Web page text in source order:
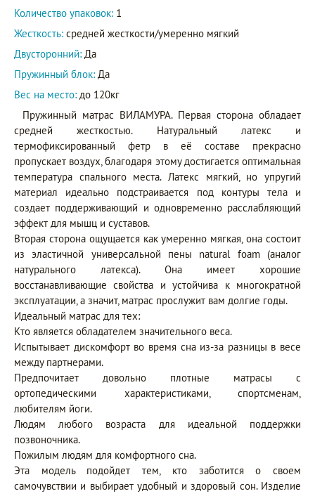
Количество упаковок: 1
Жесткость: средней жесткости/умеренно мягкий
Двусторонний: Да
Пружинный блок: Да
Вес на место: до 120кг
Пружинный матрас ВИЛАМУРА. Первая сторона обладает
средней жесткостью. Натуральный латекс и
термофиксированный фетр в её составе прекрасно
пропускает воздух, благодаря этому достигается оптимальная
температура спального места. Латекс мягкий, но упругий
материал идеально подстраивается под контуры тела и
создает поддерживающий и одновременно расслабляющий
эффект для мышц и суставов.
Вторая сторона ощущается как умеренно мягкая, она состоит
из эластичной универсальной пены natural foam (аналог
натурального латекса). Она имеет хорошие
восстанавливающие свойства и устойчива к многократной
эксплуатации, а значит, матрас прослужит вам долгие годы.
Идеальный матрас для тех:
Кто является обладателем значительного веса.
Испытывает дискомфорт во время сна из-за разницы в весе
между партнерами.
Предпочитает довольно плотные матрасы с
ортопедическими характеристиками, спортсменам,
любителям йоги.
Людям любого возраста для идеальной поддержки
позвоночника.
Пожилым людям для комфортного сна.
Эта модель подойдет тем, кто заботится о своем
самочувствии и выбирает удобный и здоровый сон. Изделие